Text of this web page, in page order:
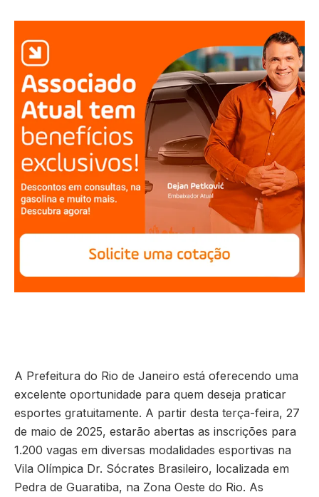
A Prefeitura do Rio de Janeiro está oferecendo uma
excelente oportunidade para quem deseja praticar
esportes gratuitamente. A partir desta terça-feira, 27
de maio de 2025, estarão abertas as inscrições para
1.200 vagas em diversas modalidades esportivas na
Vila Olímpica Dr. Sócrates Brasileiro, localizada em
Pedra de Guaratiba, na Zona Oeste do Rio. As